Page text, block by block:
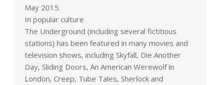
May 2015.
In popular culture
The Underground (including several fictitious
stations) has been featured in many movies and
television shows, including Skyfall, Die Another
Day, Sliding Doors, An American Werewolf in
London, Creep, Tube Tales, Sherlock and